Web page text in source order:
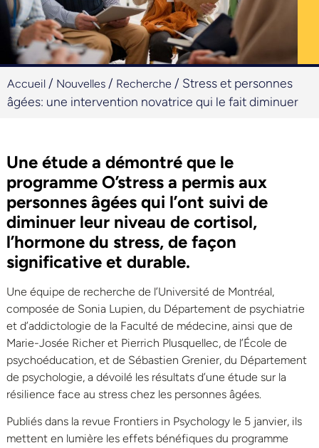
Accueil / Nouvelles / Recherche / Stress et personnes
âgées: une intervention novatrice qui le fait diminuer
Une étude a démontré que le
programme O’stress a permis aux
personnes âgées qui l’ont suivi de
diminuer leur niveau de cortisol,
l’hormone du stress, de façon
significative et durable.
Une équipe de recherche de l’Université de Montréal,
composée de Sonia Lupien, du Département de psychiatrie
et d’addictologie de la Faculté de médecine, ainsi que de
Marie-Josée Richer et Pierrich Plusquellec, de l’École de
psychoéducation, et de Sébastien Grenier, du Département
de psychologie, a dévoilé les résultats d’une étude sur la
résilience face au stress chez les personnes âgées.
Publiés dans la revue Frontiers in Psychology le 5 janvier, ils
mettent en lumière les effets bénéfiques du programme